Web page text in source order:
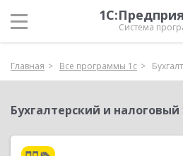
Система
Главная Все программы 1с
Бухгалтерский и налоговый